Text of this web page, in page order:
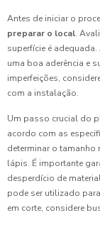
Antes de iniciar o
preparar o local.
superfície é
uma boa aderência e
imperfeições,
com a instalação.
Um passo crucial do
acordo com as
determinar o tamanho
lápis. É importante
desperdício de
pode ser utilizado
em corte, considere